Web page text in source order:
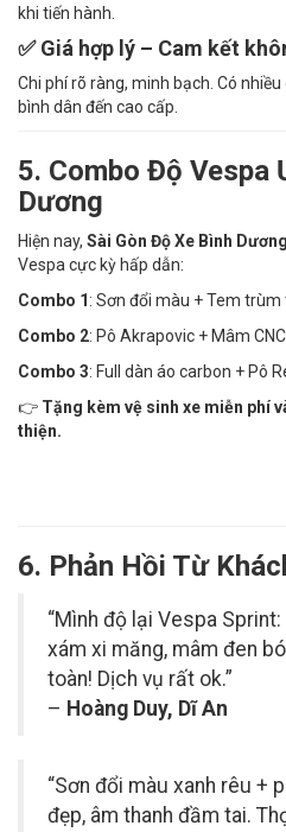
khi tiến hành.
✅ Giá hợp lý – Cam kết
Chi phí rõ ràng, minh bạch. Có
bình dân đến cao cấp.
5. Combo Độ Vespa
Dương
Hiện nay, Sài Gòn Độ Xe Bình Dương
Vespa cực kỳ hấp dẫn:
Combo 1: Sơn đổi màu + Tem trùm
Combo 2: Pô Akrapovic + Mâm
Combo 3: Full dàn áo carbon + Pô
👉 Tặng kèm vệ sinh xe miễn phí
thiện.
6. Phản Hồi Từ
“Mình độ lại Vespa
xám xi măng, mâm đen
toàn! Dịch vụ rất ok.”
– Hoàng Duy, Dĩ An
“Sơn đổi màu xanh rêu +
đẹp, âm thanh đầm tai.